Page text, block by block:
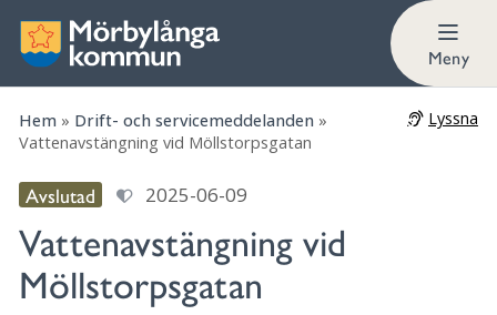
Meny
Hem » Drift- och servicemeddelanden »
Vattenavstängning vid Möllstorpsgatan
Lyssna
Avslutad 2025-06-09
Vattenavstängning vid
Möllstorpsgatan